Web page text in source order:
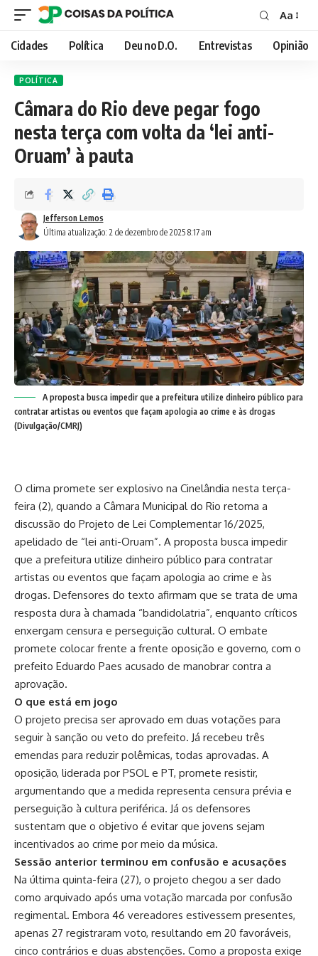
Font
Resizer
Aa
Cidades Política Deu no D.O. Entrevistas Opinião
POLÍTICA
Câmara do Rio deve pegar fogo
nesta terça com volta da ‘lei anti-
Oruam’ à pauta
Última atualização: 2 de dezembro de 2025 8:17 am
Jefferson Lemos
A proposta busca impedir que a prefeitura utilize dinheiro público para
contratar artistas ou eventos que façam apologia ao crime e às drogas
(Divulgação/CMRJ)
O clima promete ser explosivo na Cinelândia nesta terça-
feira (2), quando a Câmara Municipal do Rio retoma a
discussão do Projeto de Lei Complementar 16/2025,
apelidado de “lei anti-Oruam”. A proposta busca impedir
que a prefeitura utilize dinheiro público para contratar
artistas ou eventos que façam apologia ao crime e às
drogas. Defensores do texto afirmam que se trata de uma
resposta dura à chamada “bandidolatria”, enquanto críticos
enxergam censura e perseguição cultural. O embate
promete colocar frente a frente oposição e governo, com o
prefeito Eduardo Paes acusado de manobrar contra a
aprovação.
O que está em jogo
O projeto precisa ser aprovado em duas votações para
seguir à sanção ou veto do prefeito. Já recebeu três
emendas para reduzir polêmicas, todas aprovadas. A
oposição, liderada por PSOL e PT, promete resistir,
argumentando que a medida representa censura prévia e
perseguição à cultura periférica. Já os defensores
sustentam que o objetivo é evitar que jovens sejam
incentivados ao crime por meio da música.
Sessão anterior terminou em confusão e acusações
Na última quinta-feira (27), o projeto chegou a ser dado
como arquivado após uma votação marcada por confusão
regimental. Embora 46 vereadores estivessem presentes,
apenas 27 registraram voto, resultando em 20 favoráveis,
cinco contrários e duas abstenções. Como a proposta exige